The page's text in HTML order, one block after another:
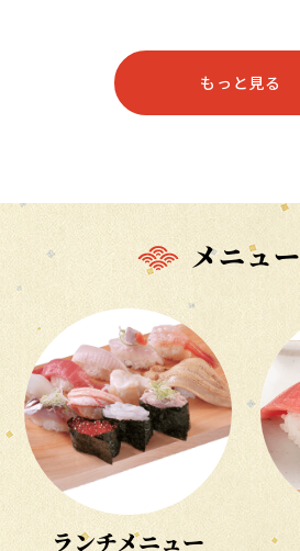
もっと見る
メニュー
ランチメニュー